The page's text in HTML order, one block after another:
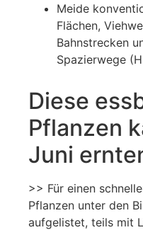
Meide
Flächen,
Bahnstrecken
Spazierwege
Diese
Pflanzen
Juni
>> Für einen
Pflanzen unter den
aufgelistet, teils mit